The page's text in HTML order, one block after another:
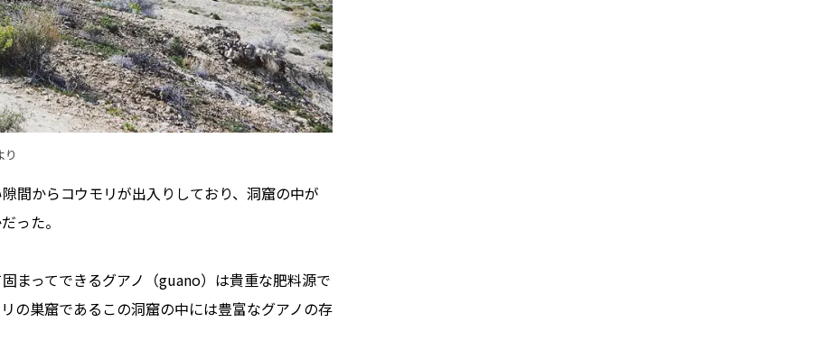
間からコウモリが出入りしており、洞窟の中が
った。
まってできるグアノ（guano）は貴重な肥料源で
の巣窟であるこの洞窟の中には豊富なグアノの存